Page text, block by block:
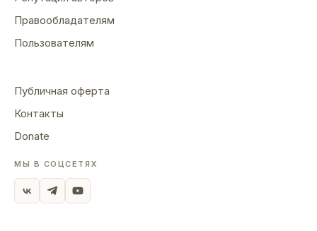
Правообладателям
Пользователям
Публичная оферта
Контакты
Donate
МЫ В СОЦСЕТЯХ